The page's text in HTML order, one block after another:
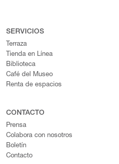
SERVICIOS
Terraza
Tienda en Línea
Biblioteca
Café del Museo
Renta de espacios
CONTACTO
Prensa
Colabora con nosotros
Boletín
Contacto